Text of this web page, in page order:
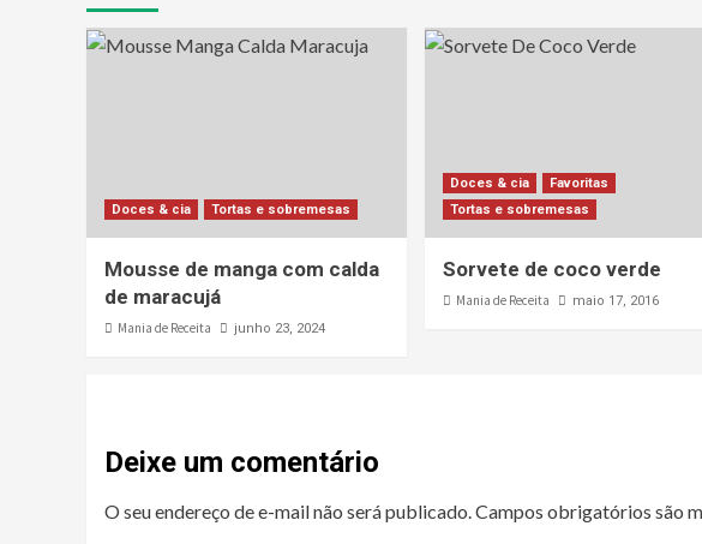
Doces & cia Tortas e sobremesas
Mousse de manga com calda
de maracujá
Mania de Receita junho 23, 2024
Doces & cia
Favoritas
Tortas e sobremesas
Sorvete de coco verde
Mania de Receita maio 17, 2016
Deixe um comentário
O seu endereço de e-mail não será publicado. Campos obrigatórios são